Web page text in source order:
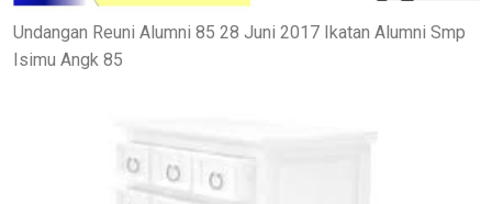
Undangan Reuni Alumni 85 28 Juni 2017 Ikatan Alumni Smp
Isimu Angk 85